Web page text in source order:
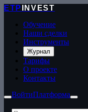
ETP
INVEST
Обучение
Наши сделки
Инструменты
Журнал
Тарифы
О проекте
Контакты
ВойтиПлатформа